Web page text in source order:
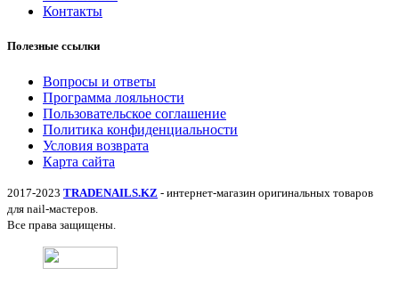
Контакты
Полезные ссылки
Вопросы и ответы
Программа лояльности
Пользовательское соглашение
Политика конфиденциальности
Условия возврата
Карта сайта
2017-2023 TRADENAILS.KZ - интернет-магазин оригинальных товаров
для nail-мастеров.
Все права защищены.